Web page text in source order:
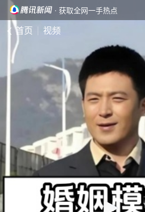
· 获取全网一手热点
首页 视频